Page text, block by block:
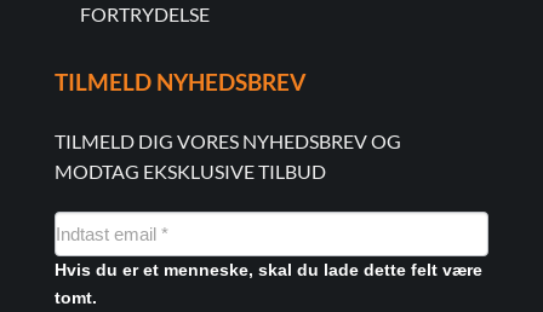
FORTRYDELSE
TILMELD NYHEDSBREV
TILMELD DIG VORES NYHEDSBREV OG
MODTAG EKSKLUSIVE TILBUD
NYHEDSMAIL
FORMULAR
Hvis du er et menneske, skal du lade dette felt være
tomt.